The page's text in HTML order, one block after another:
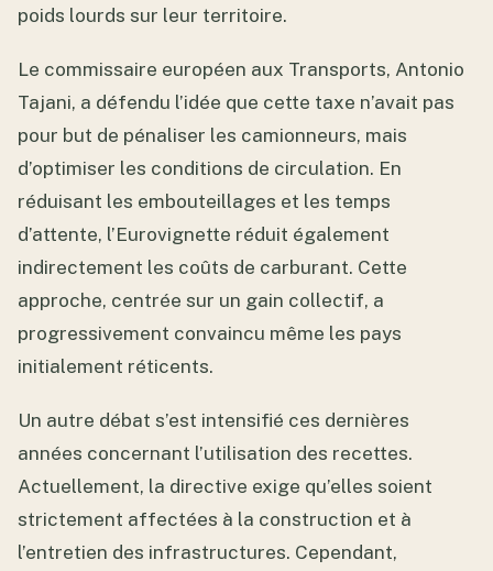
poids lourds sur leur territoire.
Le commissaire européen aux Transports, Antonio
Tajani, a défendu l’idée que cette taxe n’avait pas
pour but de pénaliser les camionneurs, mais
d’optimiser les conditions de circulation. En
réduisant les embouteillages et les temps
d’attente, l’Eurovignette réduit également
indirectement les coûts de carburant. Cette
approche, centrée sur un gain collectif, a
progressivement convaincu même les pays
initialement réticents.
Un autre débat s’est intensifié ces dernières
années concernant l’utilisation des recettes.
Actuellement, la directive exige qu’elles soient
strictement affectées à la construction et à
l’entretien des infrastructures. Cependant,